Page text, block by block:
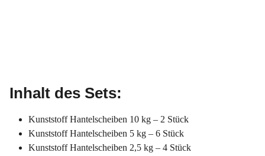
Inhalt des Sets:
Kunststoff Hantelscheiben 10 kg – 2 Stück
Kunststoff Hantelscheiben 5 kg – 6 Stück
Kunststoff Hantelscheiben 2,5 kg – 4 Stück